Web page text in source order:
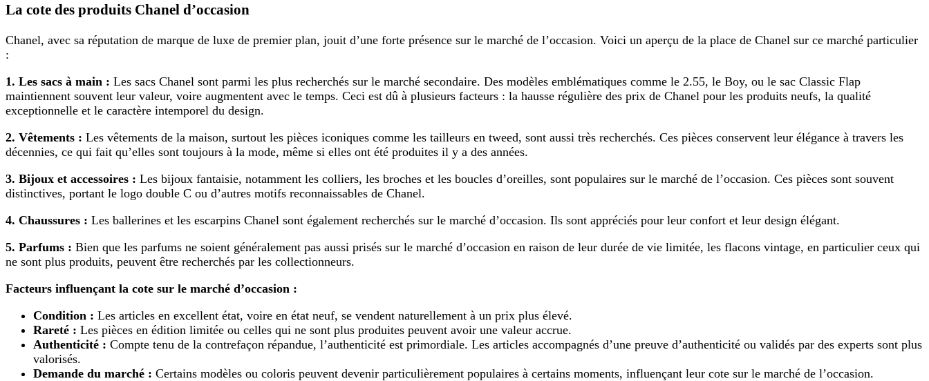
La cote des produits Chanel d’occasion
Chanel, avec sa réputation de marque de luxe de premier plan, jouit d’une forte présence sur le marché de l’occasion. Voici un aperçu de la place de Chanel sur ce marché particulier
:
1. Les sacs à main : Les sacs Chanel sont parmi les plus recherchés sur le marché secondaire. Des modèles emblématiques comme le 2.55, le Boy, ou le sac Classic Flap
maintiennent souvent leur valeur, voire augmentent avec le temps. Ceci est dû à plusieurs facteurs : la hausse régulière des prix de Chanel pour les produits neufs, la qualité
exceptionnelle et le caractère intemporel du design.
2. Vêtements : Les vêtements de la maison, surtout les pièces iconiques comme les tailleurs en tweed, sont aussi très recherchés. Ces pièces conservent leur élégance à travers les
décennies, ce qui fait qu’elles sont toujours à la mode, même si elles ont été produites il y a des années.
3. Bijoux et accessoires : Les bijoux fantaisie, notamment les colliers, les broches et les boucles d’oreilles, sont populaires sur le marché de l’occasion. Ces pièces sont souvent
distinctives, portant le logo double C ou d’autres motifs reconnaissables de Chanel.
4. Chaussures : Les ballerines et les escarpins Chanel sont également recherchés sur le marché d’occasion. Ils sont appréciés pour leur confort et leur design élégant.
5. Parfums : Bien que les parfums ne soient généralement pas aussi prisés sur le marché d’occasion en raison de leur durée de vie limitée, les flacons vintage, en particulier ceux qui
ne sont plus produits, peuvent être recherchés par les collectionneurs.
Facteurs influençant la cote sur le marché d’occasion :
Condition : Les articles en excellent état, voire en état neuf, se vendent naturellement à un prix plus élevé.
Rareté : Les pièces en édition limitée ou celles qui ne sont plus produites peuvent avoir une valeur accrue.
Authenticité : Compte tenu de la contrefaçon répandue, l’authenticité est primordiale. Les articles accompagnés d’une preuve d’authenticité ou validés par des experts sont plus
valorisés.
Demande du marché : Certains modèles ou coloris peuvent devenir particulièrement populaires à certains moments, influençant leur cote sur le marché de l’occasion.